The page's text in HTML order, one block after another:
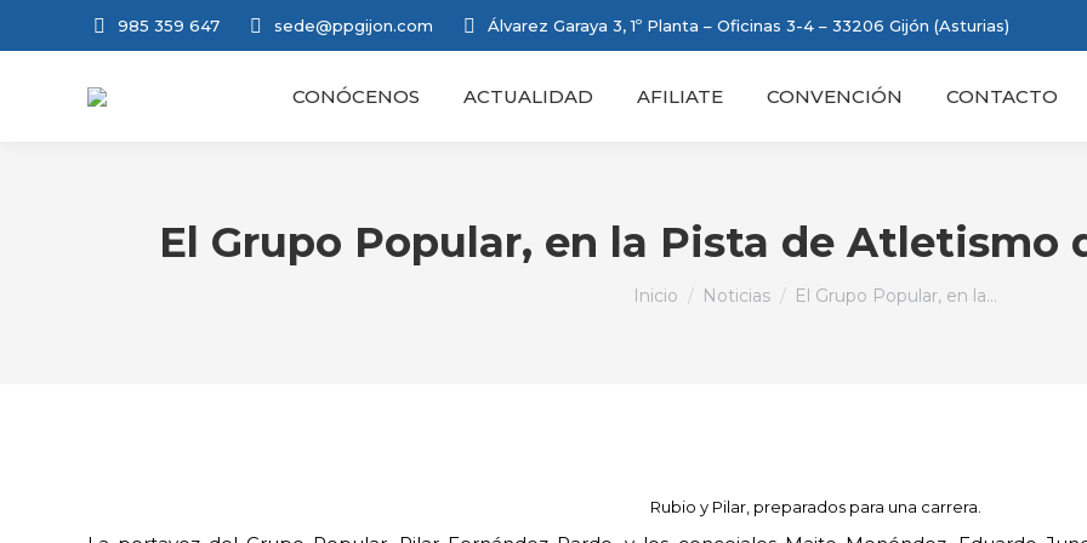
985 359 647 sede@ppgijon.com Álvarez Garaya 3, 1º Planta – Oficinas 3-4 – 33206 Gijón (Asturias)
CONÓCENOS ACTUALIDAD AFILIATE CONVENCIÓN CONTACTO
El Grupo Popular, en la Pista de Atletismo
Estás aquí:
Inicio Noticias El Grupo Popular, en la…
Rubio y Pilar, preparados para una carrera.